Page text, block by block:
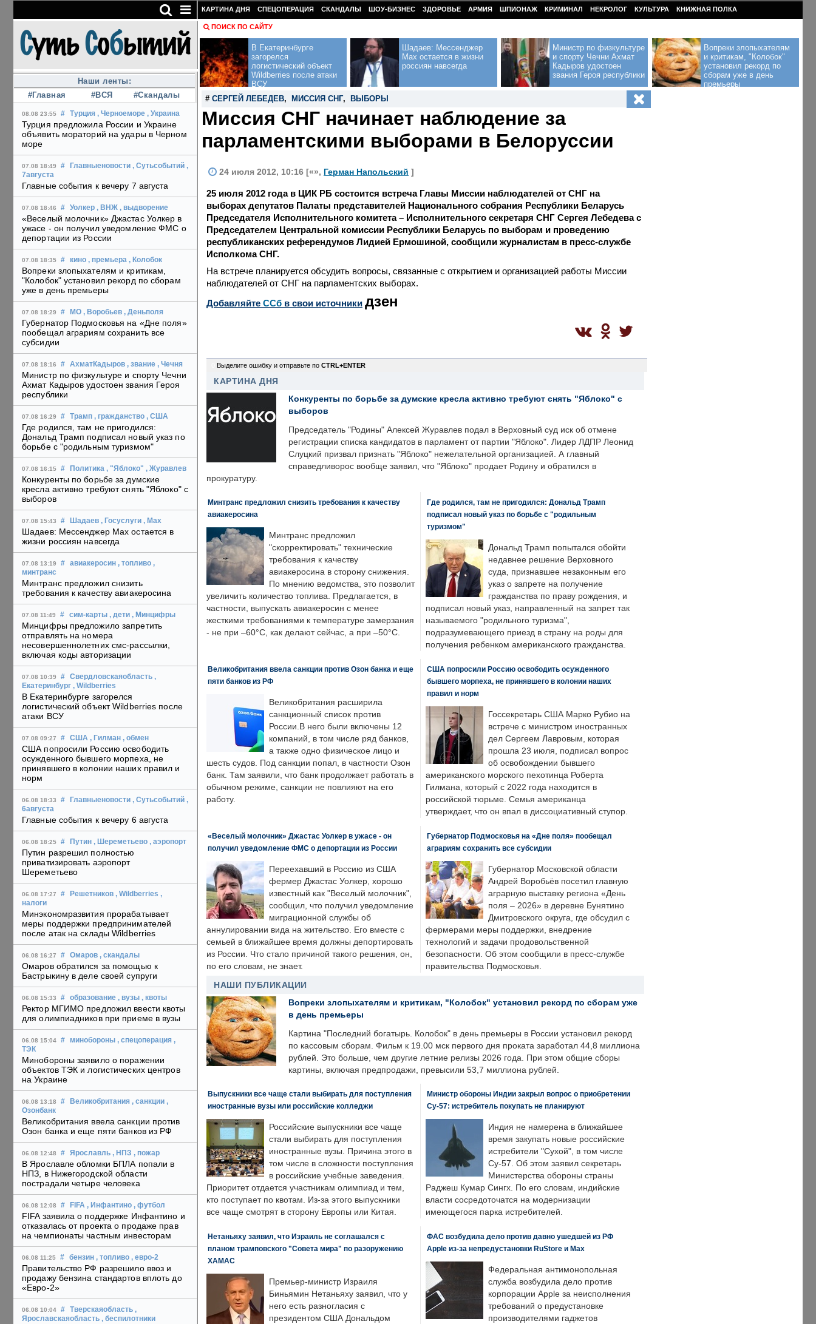
Наши ленты:
#Главная
#ВСЯ #Скандалы
08.08 23:55 # Турция , Черноеморе , Украина
Турция предложила России и Украине
объявить мораторий на удары в Черном
море
07.08 18:49 # Главныеновости , Сутьсобытий ,
7августа
Главные события к вечеру 7 августа
07.08 18:46 # Уолкер , ВНЖ , выдворение
«Веселый молочник» Джастас Уолкер в
ужасе - он получил уведомление ФМС о
депортации из России
07.08 18:35 # кино , премьера , Колобок
Вопреки злопыхателям и критикам,
"Колобок" установил рекорд по сборам
уже в день премьеры
07.08 18:29 # МО , Воробьев , Деньполя
Губернатор Подмосковья на «Дне поля»
пообещал аграриям сохранить все
субсидии
07.08 18:16 # АхматКадыров , звание , Чечня
Министр по физкультуре и спорту Чечни
Ахмат Кадыров удостоен звания Героя
республики
07.08 16:29 # Трамп , гражданство , США
Где родился, там не пригодился:
Дональд Трамп подписал новый указ по
борьбе с "родильным туризмом"
07.08 16:15 # Политика , "Яблоко" , Журавлев
Конкуренты по борьбе за думские
кресла активно требуют снять "Яблоко" с
выборов
07.08 15:43 # Шадаев , Госуслуги , Max
Шадаев: Мессенджер Max остается в
жизни россиян навсегда
07.08 13:19 # авиакеросин , топливо ,
минтранс
Минтранс предложил снизить
требования к качеству авиакеросина
07.08 11:49 # сим-карты , дети , Минцифры
Минцифры предложило запретить
отправлять на номера
несовершеннолетних смс-рассылки,
включая коды авторизации
07.08 10:39 # Свердловскаяобласть ,
Екатеринбург , Wildberries
В Екатеринбурге загорелся
логистический объект Wildberries после
атаки ВСУ
07.08 09:27 # США , Гилман , обмен
США попросили Россию освободить
осужденного бывшего морпеха, не
принявшего в колонии наших правил и
норм
06.08 18:33 # Главныеновости , Сутьсобытий ,
6августа
Главные события к вечеру 6 августа
06.08 18:25 # Путин , Шереметьево , аэропорт
Путин разрешил полностью
приватизировать аэропорт
Шереметьево
06.08 17:27 # Решетников , Wildberries ,
налоги
Минэкономразвития прорабатывает
меры поддержки предпринимателей
после атак на склады Wildberries
06.08 16:27 # Омаров , скандалы
Омаров обратился за помощью к
Бастрыкину в деле своей супруги
06.08 15:33 # образование , вузы , квоты
Ректор МГИМО предложил ввести квоты
для олимпиадников при приеме в вузы
06.08 15:04 # минобороны , спецоперация ,
ТЭК
Минобороны заявило о поражении
объектов ТЭК и логистических центров
на Украине
06.08 13:18 # Великобритания , санкции ,
Озонбанк
Великобритания ввела санкции против
Озон банка и еще пяти банков из РФ
06.08 12:48 # Ярославль , НПЗ , пожар
В Ярославле обломки БПЛА попали в
НПЗ, в Нижегородской области
пострадали четыре человека
06.08 12:08 # FIFA , Инфантино , футбол
FIFA заявила о поддержке Инфантино и
отказалась от проекта о продаже прав
на чемпионаты частным инвесторам
06.08 11:25 # бензин , топливо , евро-2
Правительство РФ разрешило ввоз и
продажу бензина стандартов вплоть до
«Евро-2»
06.08 10:04 # Тверскаяобласть ,
Ярославскаяобласть , беспилотники
КАРТИНА ДНЯ СПЕЦОПЕРАЦИЯ СКАНДАЛЫ ШОУ-БИЗНЕС ЗДОРОВЬЕ АРМИЯ ШПИОНАЖ КРИМИНАЛ НЕКРОЛОГ КУЛЬТУРА КНИЖНАЯ ПОЛКА
ПОИСК ПО САЙТУ
В Екатеринбурге
загорелся
логистический объект
Wildberries после атаки
ВСУ
Шадаев: Мессенджер
Max остается в жизни
россиян навсегда
Министр по физкультуре
и спорту Чечни Ахмат
Кадыров удостоен
звания Героя республики
Вопреки злопыхателям
и критикам, "Колобок"
установил рекорд по
сборам уже в день
премьеры
# СЕРГЕЙ ЛЕБЕДЕВ, МИССИЯ СНГ, ВЫБОРЫ
Миссия СНГ начинает наблюдение за
парламентскими выборами в Белоруссии
24 июля 2012, 10:16 [«», Герман Напольский ]
25 июля 2012 года в ЦИК РБ состоится встреча Главы Миссии наблюдателей от СНГ на
выборах депутатов Палаты представителей Национального собрания Республики Беларусь
Председателя Исполнительного комитета – Исполнительного секретаря СНГ Сергея Лебедева с
Председателем Центральной комиссии Республики Беларусь по выборам и проведению
республиканских референдумов Лидией Ермошиной, сообщили журналистам в пресс-службе
Исполкома СНГ.
На встрече планируется обсудить вопросы, связанные с открытием и организацией работы Миссии
наблюдателей от СНГ на парламентских выборах.
Добавляйте CСб в свои источники дзен
Выделите ошибку и отправьте по CTRL+ENTER
КАРТИНА ДНЯ
Конкуренты по борьбе за думские кресла активно требуют снять "Яблоко" с
выборов
Председатель "Родины" Алексей Журавлев подал в Верховный суд иск об отмене
регистрации списка кандидатов в парламент от партии "Яблоко". Лидер ЛДПР Леонид
Слуцкий призвал признать "Яблоко" нежелательной организацией. А главный
справедливорос вообще заявил, что "Яблоко" продает Родину и обратился в
прокуратуру.
Минтранс предложил снизить требования к качеству
авиакеросина
Минтранс предложил
"скорректировать" технические
требования к качеству
авиакеросина в сторону снижения.
По мнению ведомства, это позволит
увеличить количество топлива. Предлагается, в
частности, выпускать авиакеросин с менее
жесткими требованиями к температуре замерзания
- не при –60°C, как делают сейчас, а при –50°C.
Где родился, там не пригодился: Дональд Трамп
подписал новый указ по борьбе с "родильным
туризмом"
Дональд Трамп попытался обойти
недавнее решение Верховного
суда, признавшее незаконным его
указ о запрете на получение
гражданства по праву рождения, и
подписал новый указ, направленный на запрет так
называемого "родильного туризма",
подразумевающего приезд в страну на роды для
получения ребенком американского гражданства.
Великобритания ввела санкции против Озон банка и еще
пяти банков из РФ
Великобритания расширила
санкционный список против
России.В него были включены 12
компаний, в том числе ряд банков,
а также одно физическое лицо и
шесть судов. Под санкции попал, в частности Озон
банк. Там заявили, что банк продолжает работать в
обычном режиме, санкции не повлияют на его
работу.
США попросили Россию освободить осужденного
бывшего морпеха, не принявшего в колонии наших
правил и норм
Госсекретарь США Марко Рубио на
встрече с министром иностранных
дел Сергеем Лавровым, которая
прошла 23 июля, подписал вопрос
об освобождении бывшего
американского морского пехотинца Роберта
Гилмана, который с 2022 года находится в
российской тюрьме. Семья американца
утверждает, что он впал в диссоциативный ступор.
«Веселый молочник» Джастас Уолкер в ужасе - он
получил уведомление ФМС о депортации из России
Переехавший в Россию из США
фермер Джастас Уолкер, хорошо
известный как "Веселый молочник",
сообщил, что получил уведомление
миграционной службы об
аннулировании вида на жительство. Его вместе с
семьей в ближайшее время должны депортировать
из России. Что стало причиной такого решения, он,
по его словам, не знает.
Губернатор Подмосковья на «Дне поля» пообещал
аграриям сохранить все субсидии
Губернатор Московской области
Андрей Воробьёв посетил главную
аграрную выставку региона «День
поля – 2026» в деревне Бунятино
Дмитровского округа, где обсудил с
фермерами меры поддержки, внедрение
технологий и задачи продовольственной
безопасности. Об этом сообщили в пресс-службе
правительства Подмосковья.
НАШИ ПУБЛИКАЦИИ
Вопреки злопыхателям и критикам, "Колобок" установил рекорд по сборам уже
в день премьеры
Картина "Последний богатырь. Колобок" в день премьеры в России установил рекорд
по кассовым сборам. Фильм к 19.00 мск первого дня проката заработал 44,8 миллиона
рублей. Это больше, чем другие летние релизы 2026 года. При этом общие сборы
картины, включая предпродажи, превысили 53,7 миллиона рублей.
Выпускники все чаще стали выбирать для поступления
иностранные вузы или российские колледжи
Российские выпускники все чаще
стали выбирать для поступления
иностранные вузы. Причина этого в
том числе в сложности поступления
в российские учебные заведения.
Приоритет отдается участникам олимпиад и тем,
кто поступает по квотам. Из-за этого выпускники
все чаще смотрят в сторону Европы или Китая.
Министр обороны Индии закрыл вопрос о приобретении
Су-57: истребитель покупать не планируют
Индия не намерена в ближайшее
время закупать новые российские
истребители "Сухой", в том числе
Су-57. Об этом заявил секретарь
Министерства обороны страны
Раджеш Кумар Сингх. По его словам, индийские
власти сосредоточатся на модернизации
имеющегося парка истребителей.
Нетаньяху заявил, что Израиль не соглашался с
планом трамповского "Совета мира" по разоружению
ХАМАС
Премьер-министр Израиля
Биньямин Нетаньяху заявил, что у
него есть разногласия с
президентом США Дональдом
ФАС возбудила дело против давно ушедшей из РФ
Apple из-за непредустановки RuStore и Max
Федеральная антимонопольная
служба возбудила дело против
корпорации Apple за неисполнения
требований о предустановке
производителями гаджетов